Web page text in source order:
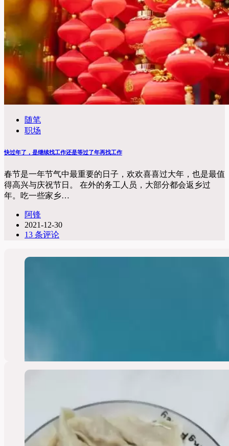
随笔
职场
快过年了，是继续找工作还是等过了年再找工作
春节是一年节气中最重要的日子，欢欢喜喜过大年，也是最值
得高兴与庆祝节日。 在外的务工人员，大部分都会返乡过
年。吃一些家乡…
阿锋
2021-12-30
13 条评论